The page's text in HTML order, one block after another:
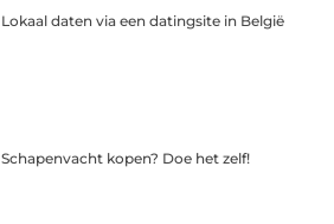
Lokaal daten via een datingsite in België
Schapenvacht kopen? Doe het zelf!